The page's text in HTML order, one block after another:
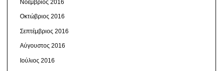
Νοέμβριος 2016
Οκτώβριος 2016
Σεπτέμβριος 2016
Αύγουστος 2016
Ιούλιος 2016